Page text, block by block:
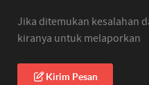
Jika ditemukan kesalahan
kiranya untuk melaporkan
Kirim Pesan